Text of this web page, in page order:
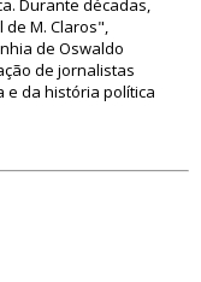
Durante décadas,
de M. Claros",
de Oswaldo
de jornalistas
e da história política